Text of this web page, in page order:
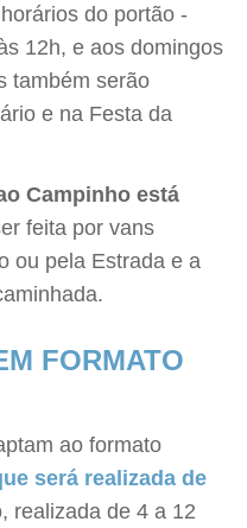
do portão -
12h, e aos domingos
também serão
e na Festa da
Campinho está
feita por vans
ou pela Estrada e a
FORMATO
ao formato
será realizada de
realizada de 4 a 12